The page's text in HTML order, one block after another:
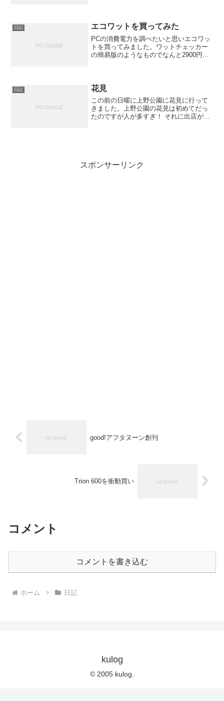
ページで2ページ分...
日記 エコワットを買ってみた
PCの消費電力を調べたいと思いエコワッ
トを買ってみました。ワットチェッカー
の簡易版のようなものでなんと2900円と
した。3秒おきに電...
日記 花見
この前の日曜に上野公園に花見に行って
きました。上野公園の花見は初めてだっ
たのですが人が多すぎ！ それに出店がほ
スポンサーリンク
good!アフタヌーン創刊
Trion 600を衝動買い
コメント
コメントを書き込む
ホーム 日記
kulog
© 2005 kulog.